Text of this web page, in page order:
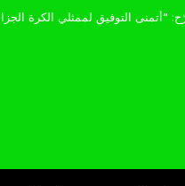
مضوي يصرّح: “أتمنى التوفيق لممثلي الكرة الجزائرية في المسابقات القارية”